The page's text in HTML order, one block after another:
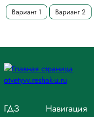
Вариант 1 Вариант 2
ГДЗ Навигация